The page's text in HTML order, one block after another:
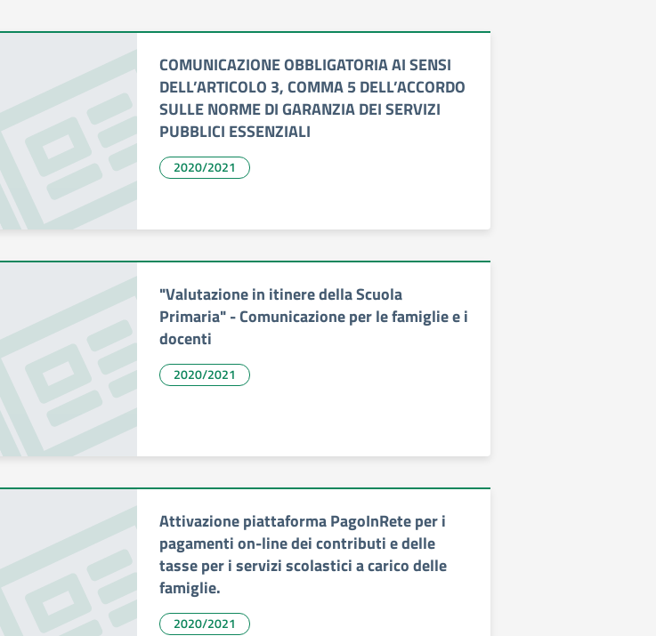
COMUNICAZIONE OBBLIGATORIA AI SENSI
DELL’ARTICOLO 3, COMMA 5 DELL’ACCORDO
SULLE NORME DI GARANZIA DEI SERVIZI
PUBBLICI ESSENZIALI
2020/2021
"Valutazione in itinere della Scuola
Primaria" - Comunicazione per le famiglie e i
docenti
2020/2021
Attivazione piattaforma PagoInRete per i
pagamenti on-line dei contributi e delle
tasse per i servizi scolastici a carico delle
famiglie.
2020/2021